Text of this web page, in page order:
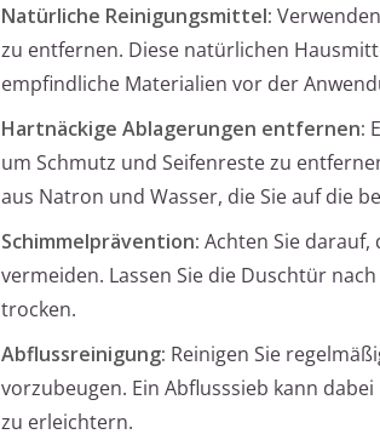
Natürliche Reinigungsmittel:
zu entfernen. Diese natürlichen
empfindliche Materialien vor der
Hartnäckige Ablagerungen entfernen:
um Schmutz und Seifenreste zu
aus Natron und Wasser, die Sie auf die
Schimmelprävention: Achten Sie
vermeiden. Lassen Sie die Duschtür
trocken.
Abflussreinigung: Reinigen Sie
vorzubeugen. Ein Abflusssieb kann
zu erleichtern.